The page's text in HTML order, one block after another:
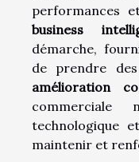
performances
business
démarche,
de prendre
amélioration
commerciale
technologique
maintenir et